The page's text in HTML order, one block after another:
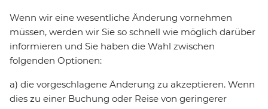
Wenn wir eine wesentliche Änderung vornehmen
müssen, werden wir Sie so schnell wie möglich darüber
informieren und Sie haben die Wahl zwischen
folgenden Optionen:
a) die vorgeschlagene Änderung zu akzeptieren. Wenn
dies zu einer Buchung oder Reise von geringerer